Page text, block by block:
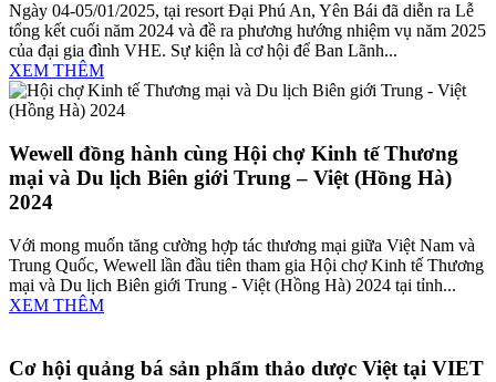
Ngày 04-05/01/2025, tại resort Đại Phú An, Yên Bái đã diễn ra Lễ
tổng kết cuối năm 2024 và đề ra phương hướng nhiệm vụ năm 2025
của đại gia đình VHE. Sự kiện là cơ hội để Ban Lãnh...
XEM THÊM
Wewell đồng hành cùng Hội chợ Kinh tế Thương
mại và Du lịch Biên giới Trung – Việt (Hồng Hà)
2024
Với mong muốn tăng cường hợp tác thương mại giữa Việt Nam và
Trung Quốc, Wewell lần đầu tiên tham gia Hội chợ Kinh tế Thương
mại và Du lịch Biên giới Trung - Việt (Hồng Hà) 2024 tại tỉnh...
XEM THÊM
Cơ hội quảng bá sản phẩm thảo dược Việt tại VIET